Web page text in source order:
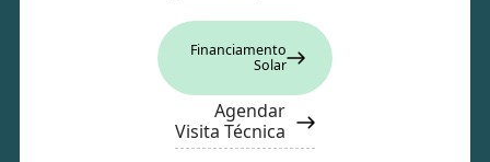
Financiamento
Solar
Agendar
Visita Técnica